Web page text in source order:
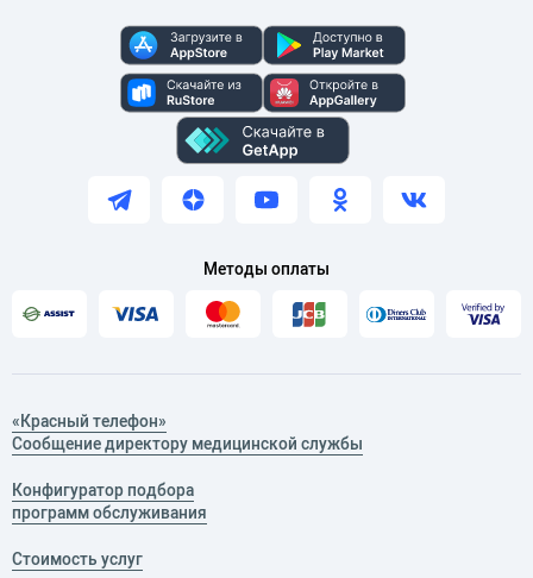
Методы оплаты
«Красный телефон»
Сообщение директору медицинской службы
Конфигуратор подбора
программ обслуживания
Стоимость услуг